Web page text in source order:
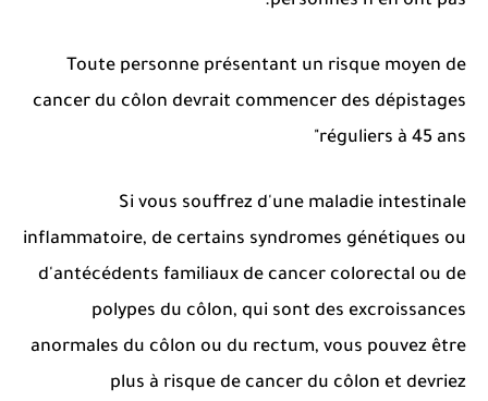
Toute personne présentant un risque moyen de
cancer du côlon devrait commencer des dépistages
réguliers à 45 ans"
Si vous souffrez d'une maladie intestinale
inflammatoire, de certains syndromes génétiques ou
d'antécédents familiaux de cancer colorectal ou de
polypes du côlon, qui sont des excroissances
anormales du côlon ou du rectum, vous pouvez être
plus à risque de cancer du côlon et devriez